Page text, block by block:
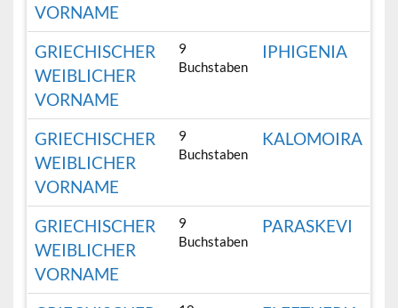
VORNAME
GRIECHISCHER
WEIBLICHER
VORNAME
9
Buchstaben
IPHIGENIA
GRIECHISCHER
WEIBLICHER
VORNAME
9
Buchstaben
KALOMOIRA
GRIECHISCHER
WEIBLICHER
VORNAME
9
Buchstaben
PARASKEVI